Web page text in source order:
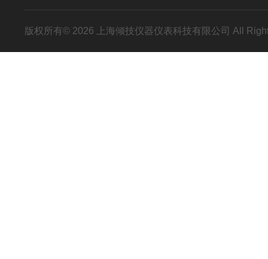
版权所有© 2026 上海倾技仪器仪表科技有限公司 All